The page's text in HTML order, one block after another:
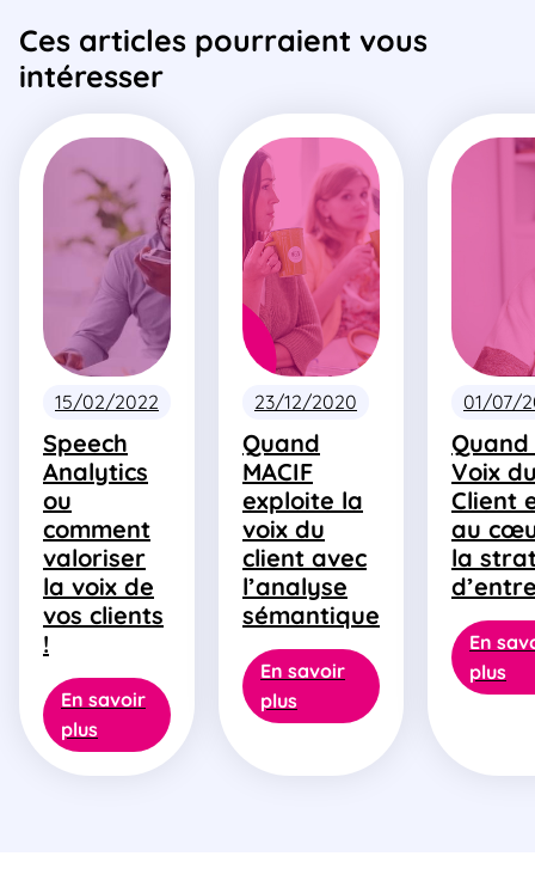
Ces articles pourraient vous
intéresser
15/02/2022
Speech
Analytics
ou
comment
valoriser
la voix de
vos clients
!
En savoir
plus
23/12/2020
Quand
MACIF
exploite la
voix du
client avec
l’analyse
sémantique
En savoir
plus
01/07/
Voix
Client
au
la
En
plus